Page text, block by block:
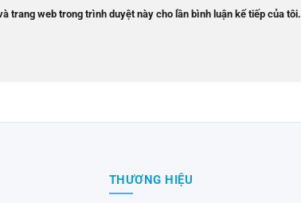
trang web trong trình duyệt này cho lần bình luận kế tiếp của tôi.
THƯƠNG HIỆU